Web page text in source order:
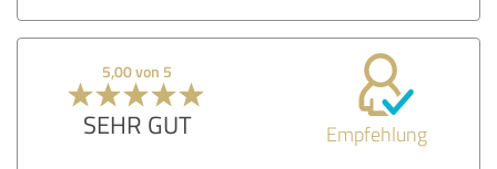
5,00 von 5
SEHR GUT Empfehlung